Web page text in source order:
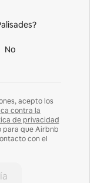
No
acepto los
contra la
de privacidad
para que Airbnb
con el